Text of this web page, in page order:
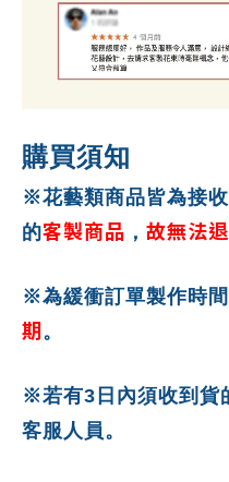
購買須知
※花藝類商品皆為接
的客製商品 ， 故無法
※為緩衝訂單製作時
期 。
※若有3日內須收到貨
客服人員。